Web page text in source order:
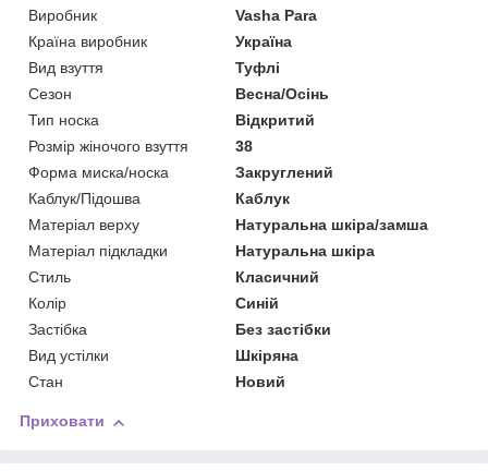
Виробник
Vasha Para
Країна виробник
Україна
Вид взуття
Туфлі
Сезон
Весна/Осінь
Тип носка
Відкритий
Розмір жіночого взуття
38
Форма миска/носка
Закруглений
Каблук/Підошва
Каблук
Матеріал верху
Натуральна шкіра/замша
Матеріал підкладки
Натуральна шкіра
Стиль
Класичний
Колір
Синій
Застібка
Без застібки
Вид устілки
Шкіряна
Стан
Новий
Приховати